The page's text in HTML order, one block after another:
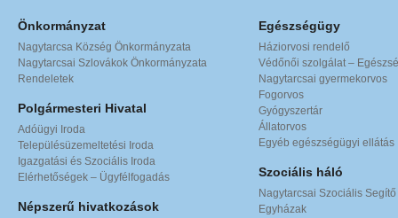
Önkormányzat
Nagytarcsa Község Önkormányzata
Nagytarcsai Szlovákok Önkormányzata
Rendeletek
Polgármesteri Hivatal
Adóügyi Iroda
Településüzemeltetési Iroda
Igazgatási és Szociális Iroda
Elérhetőségek – Ügyfélfogadás
Népszerű hivatkozások
Egészségügy
Háziorvosi rendelő
Védőnői szolgálat –
Nagytarcsai gyermekorvos
Fogorvos
Gyógyszertár
Állatorvos
Egyéb egészségügyi ellátás
Szociális háló
Nagytarcsai Szociális
Egyházak